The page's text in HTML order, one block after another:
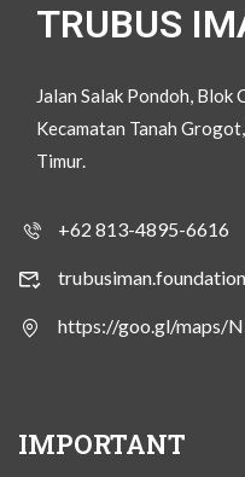
TRUBUS
Jalan Salak Pondoh, Blok
Kecamatan Tanah
Timur.
+62 813-4895-6616
https://goo.gl/maps/
IMPORTANT